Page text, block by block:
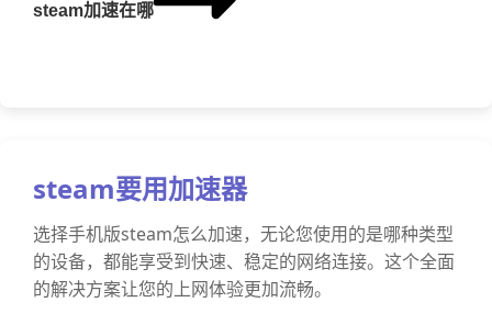
steam加速在哪
steam要用加速器
选择手机版steam怎么加速，无论您使用的是哪种类型
的设备，都能享受到快速、稳定的网络连接。这个全面
的解决方案让您的上网体验更加流畅。